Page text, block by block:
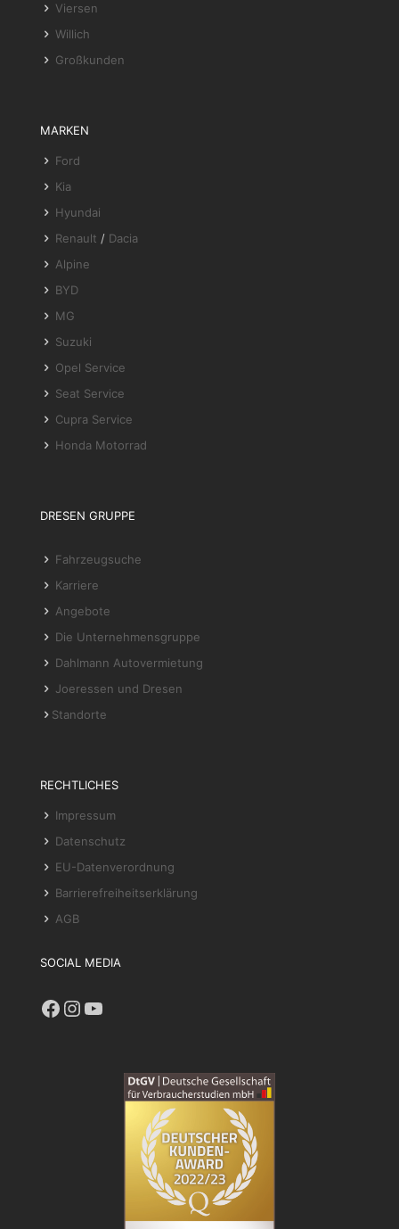
Viersen
Willich
Großkunden
MARKEN
Ford
Kia
Hyundai
Renault / Dacia
Alpine
BYD
MG
Suzuki
Opel Service
Seat Service
Cupra Service
Honda Motorrad
DRESEN GRUPPE
Fahrzeugsuche
Karriere
Angebote
Die Unternehmensgruppe
Dahlmann Autovermietung
Joeressen und Dresen
Standorte
RECHTLICHES
Impressum
Datenschutz
EU-Datenverordnung
Barrierefreiheitserklärung
AGB
SOCIAL MEDIA
Facebook
Instagram
YouTube